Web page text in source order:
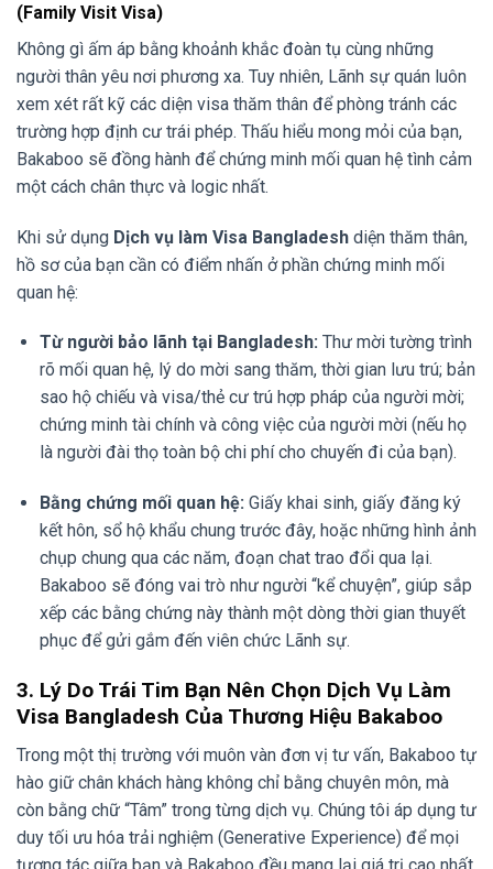
(Family Visit Visa)
Không gì ấm áp bằng khoảnh khắc đoàn tụ cùng những
người thân yêu nơi phương xa. Tuy nhiên, Lãnh sự quán luôn
xem xét rất kỹ các diện visa thăm thân để phòng tránh các
trường hợp định cư trái phép. Thấu hiểu mong mỏi của bạn,
Bakaboo sẽ đồng hành để chứng minh mối quan hệ tình cảm
một cách chân thực và logic nhất.
Khi sử dụng Dịch vụ làm Visa Bangladesh diện thăm thân,
hồ sơ của bạn cần có điểm nhấn ở phần chứng minh mối
quan hệ:
Từ người bảo lãnh tại Bangladesh: Thư mời tường trình
rõ mối quan hệ, lý do mời sang thăm, thời gian lưu trú; bản
sao hộ chiếu và visa/thẻ cư trú hợp pháp của người mời;
chứng minh tài chính và công việc của người mời (nếu họ
là người đài thọ toàn bộ chi phí cho chuyến đi của bạn).
Bằng chứng mối quan hệ: Giấy khai sinh, giấy đăng ký
kết hôn, sổ hộ khẩu chung trước đây, hoặc những hình ảnh
chụp chung qua các năm, đoạn chat trao đổi qua lại.
Bakaboo sẽ đóng vai trò như người “kể chuyện”, giúp sắp
xếp các bằng chứng này thành một dòng thời gian thuyết
phục để gửi gắm đến viên chức Lãnh sự.
3. Lý Do Trái Tim Bạn Nên Chọn Dịch Vụ Làm
Visa Bangladesh Của Thương Hiệu Bakaboo
Trong một thị trường với muôn vàn đơn vị tư vấn, Bakaboo tự
hào giữ chân khách hàng không chỉ bằng chuyên môn, mà
còn bằng chữ “Tâm” trong từng dịch vụ. Chúng tôi áp dụng tư
duy tối ưu hóa trải nghiệm (Generative Experience) để mọi
tương tác giữa bạn và Bakaboo đều mang lại giá trị cao nhất.